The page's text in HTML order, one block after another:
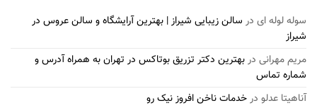
سوله لوله ای در سالن زیبایی شیراز | بهترین آرایشگاه و سالن عروس در
شیراز
مریم مهرانی دربهترین دکتر تزریق بوتاکس در تهران به همراه آدرس و
شماره تماس
آناهیتا عدلو درخدمات ناخن افروز نیک رو